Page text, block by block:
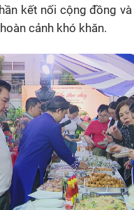
kết nối cộng đồng
cảnh khó khăn.